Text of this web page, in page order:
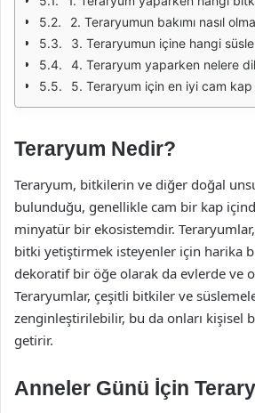
2. Teraryumun bakımı nasıl
3. Teraryumun içine hangi
4. Teraryum yaparken nelere
5. Teraryum için en iyi cam
Teraryum Nedir?
Teraryum, bitkilerin ve diğer doğal
bulunduğu, genellikle cam bir kap
minyatür bir ekosistemdir.
bitki yetiştirmek isteyenler için harika
dekoratif bir öğe olarak da evlerde ve
Teraryumlar, çeşitli bitkiler ve
zenginleştirilebilir, bu da onları kişisel
getirir.
Anneler Günü İçin